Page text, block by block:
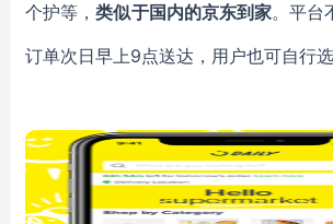
个护等，类似于国内的京东到家。平台
订单次日早上9点送达，用户也可自行选